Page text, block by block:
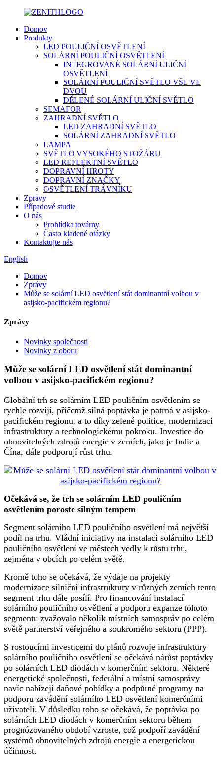
Domov
Produkty
LED POULIČNÍ OSVĚTLENÍ
SOLÁRNÍ POULIČNÍ OSVĚTLENÍ
INTEGROVANÉ SOLÁRNÍ ULIČNÍ
OSVĚTLENÍ
SOLÁRNÍ POULIČNÍ SVĚTLO VŠE VE
DVOU
DĚLENÉ SOLÁRNÍ ULIČNÍ SVĚTLO
SEMAFOR
ZAHRADNÍ SVĚTLO
LED ZAHRADNÍ SVĚTLO
SOLÁRNÍ ZAHRADNÍ SVĚTLO
LAMPA
SVĚTLO VYSOKÉHO STOŽÁRU
LED REFLEKTNÍ SVĚTLO
DOPRAVNÍ HROTY
DOPRAVNÍ ZNAČKY
OSVĚTLENÍ TRÁVNÍKU
Zprávy
Případové studie
O nás
Prohlídka továrny
Často kladené otázky
Kontaktujte nás
English
Domov
Zprávy
Může se solární LED osvětlení stát dominantní volbou v
asijsko-pacifickém regionu?
Zprávy
Novinky společnosti
Novinky z oboru
Může se solární LED osvětlení stát dominantní
volbou v asijsko-pacifickém regionu?
Globální trh se solárním LED pouličním osvětlením se
rychle rozvíjí, přičemž silná poptávka je patrná v asijsko-
pacifickém regionu, a to díky zelené politice, modernizaci
infrastruktury a technologickému pokroku. Investice do
obnovitelných zdrojů energie v zemích, jako je Indie a
Čína, dále podporují růst trhu.
Očekává se, že trh se solárním LED pouličním
osvětlením poroste silným tempem
Segment solárního LED pouličního osvětlení má největší
podíl na trhu. Vládní iniciativy na instalaci solárního LED
pouličního osvětlení ve městech vedly k růstu trhu,
zejména v obcích po celém světě.
Kromě toho se očekává, že výdaje na projekty
modernizace silniční infrastruktury v různých zemích tento
segment trhu dále posílí. Pro financování instalací
solárního pouličního osvětlení a podporu expanze tohoto
segmentu zvažovalo několik místních samospráv po celém
světě partnerství veřejného a soukromého sektoru (PPP).
S rostoucími investicemi do plánů rozvoje infrastruktury
solárního pouličního osvětlení se očekává nárůst poptávky
po solárních LED diodách v komerčním sektoru. Některé
energetické společnosti, federální a místní samosprávy
navíc nabízejí daňové pobídky a podpůrné programy na
podporu zavádění solárního LED osvětlení komerčními
uživateli. V důsledku toho se očekává, že poptávka po
solárních LED diodách v komerčním sektoru během
prognózovaného období vzroste, což podpoří zavádění
systémů obnovitelných zdrojů energie a energetickou
účinnost.